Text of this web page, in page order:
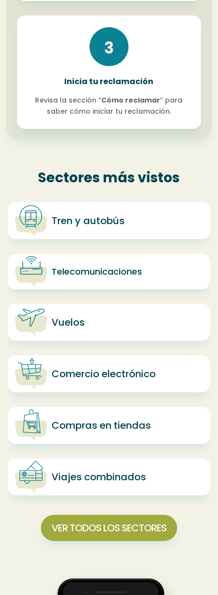
Inicia tu reclamación
Revisa la sección “Cómo reclamar” para
saber cómo iniciar tu reclamación.
Sectores más vistos
Tren y autobús
Telecomunicaciones
Vuelos
Comercio electrónico
Compras en tiendas
Viajes combinados
VER TODOS LOS SECTORES